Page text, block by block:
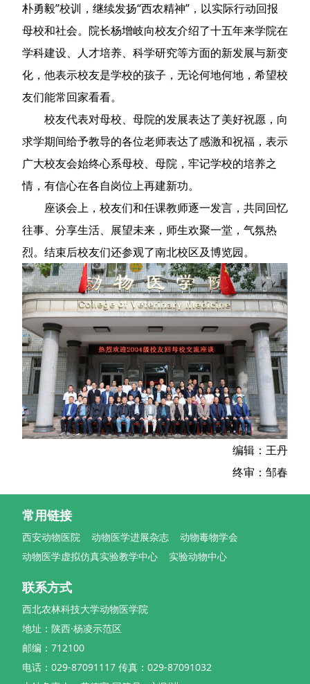
朴勇毅”校训，继续发扬“西农精神”，以实际行动回报
母校和社会。院长杨增岐向校友介绍了十五年来学院在
学科建设、人才培养、科学研究等方面的新发展与新变
化，他表示校友是学校的孩子，无论何地何地，希望校
友们能常回家看看。
校友代表对母校、母院的发展表达了美好祝愿，向
求学期间给予教导的各位老师表达了感激和祝福，表示
广大校友会始终心系母校、母院，牢记学校的培养之
情，有信心在各自岗位上再建新功。
座谈会上，校友们和任课教师逐一发言，共同回忆
往事、分享生活、展望未来，师生欢聚一堂，气氛热
烈。结束后校友们还参观了南北校区及博览园。
编辑：王丹
终审：邹春
常用链接
西安动物医院 动物医学进展杂志
动物毒物学会
动物医学虚拟仿真实验教学中心
实验动物中心
联系方式
西北农林科技大学动物医学院
地址：陕西·杨凌示范区
邮编：712100
电话：029-87091117 传真：029-87091032